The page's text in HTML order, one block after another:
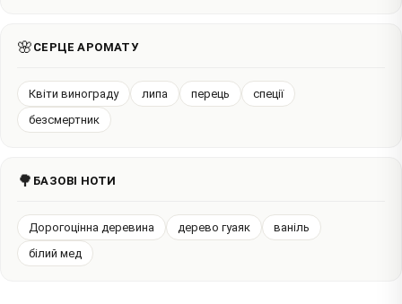
🌸 СЕРЦЕ АРОМАТУ
Квіти винограду липа перець
спеції
безсмертник
🌳 БАЗОВІ НОТИ
Дорогоцінна деревина дерево гуаяк
ваніль
білий мед